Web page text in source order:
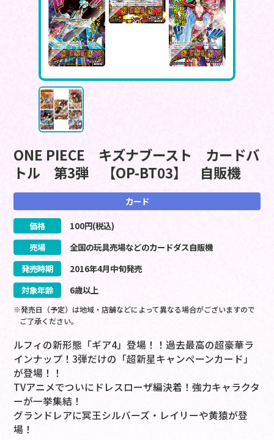
ONE PIECE キズナブースト カードバ
トル 第3弾 【OP-BT03】 自販機
カード
価格 100円(税込)
売場
全国の玩具売場などのカードダス自販機
発売時期
2016年4月中旬発売
対象年齢
6歳以上
※発売日（予定）は地域・店舗などによって異なる場合がございますので
ご了承ください。
ルフィの新形態「ギア4」登場！！過去最高の超豪華ラ
インナップ！3弾だけの「超新星キャンペーンカード」
が登場！！
TVアニメでついにドレスローザ編決着！強力キャラクタ
ーが一挙集結！
グランドレアに冥王シルバーズ・レイリーや黄猿が登
場！